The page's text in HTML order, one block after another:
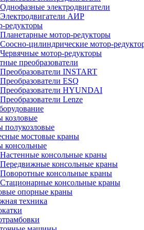
Однофазные электродвигатели
Электродвигатели АИР
редукторы
Планетарные мотор-редукторы
Соосно-цилиндрические мотор-
Червячные мотор-редукторы
преобразователи
Преобразователи INSTART
Преобразователи ESQ
Преобразователи HYUNDAI
Преобразователи Lenze
козловые
полукозловые
мостовые краны
консольные
Настенные консольные краны
Передвижные консольные краны
Поворотные консольные краны
Стационарные консольные краны
опорные краны
техника